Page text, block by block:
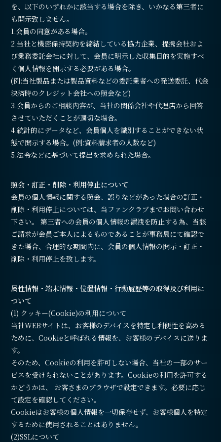
を、以下のいずれかに該当する場合を除き、いかなる第三者に
も開示致しません。
1.会員の同意がある場合。
2.当社と機密保持契約を締結している協力企業、提携会社およ
び業務委託会社に対して、会員に明示した収集目的を実施すべ
く個人情報を開示する必要がある場合。
(例:当社製品または製品資料などの委託業者への発送委託、代金
決済時のクレジット会社への照会など)
3.会員からのご相談内容が、当社の関係会社や代理店から回答
させていただくことが適切な場合。
4.統計的にデータなど、会員個人を識別することができない状
態で開示する場合。(例:資料請求者の人数など)
5.法令などに基づいて提出を求められた場合。
照会・訂正・削除・利用停止について
会員の個人情報に関する照会、誤りなどがあった場合の訂正・
削除・利用停止については、当ファンクラブまでお問い合わせ
下さい。 第三者への会員の個人情報の漏洩を防止する為、当該
ご請求が会員ご本人によるものであることが事務局にて確認で
きた場合、合理的な期間内に、会員の個人情報の開示・訂正・
削除・利用停止を致します。
属性情報・端末情報・位置情報・行動履歴等の取得及び利用に
ついて
(1) クッキー(Cookie)の利用について
当社WEBサイトは、お客様のデバイスを特定し利便性を高める
ために、Cookieと呼ばれる情報を、お客様のデバイスに送りま
す。
そのため、Cookieの利用を許可しない場合、当社の一部のサー
ビスを受けられないことがあります。Cookieの利用を許可する
かどうかは、 お客さまのブラウザで設定できます。必要に応じ
て設定を確認してください。
Cookieはお客様の個人情報を一切保存せず、お客様個人を特定
するために使用されることはありません。
(2)SSLについて